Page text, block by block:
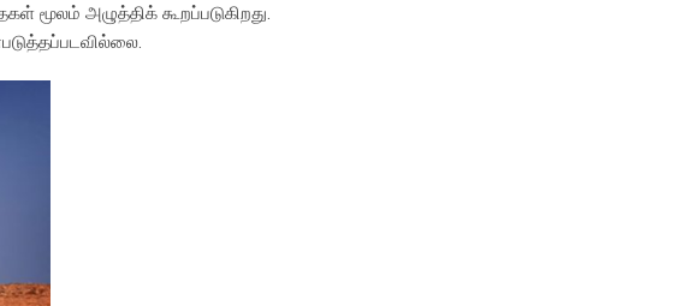
மூலம் அழுத்திக் கூறப்படுகிறது.